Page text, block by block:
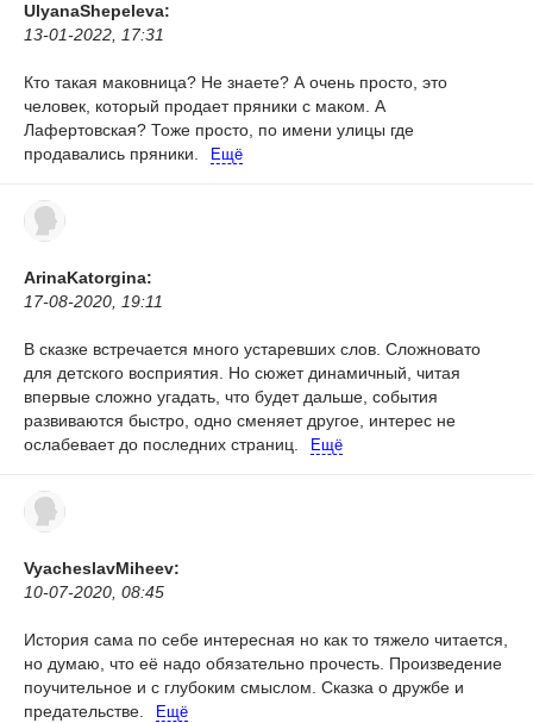
UlyanaShepeleva:
13-01-2022, 17:31
Кто такая маковница? Не знаете? А очень просто, это
человек, который продает пряники с маком. А
Лафертовская? Тоже просто, по имени улицы где
продавались пряники.
Ещё
ArinaKatorgina:
17-08-2020, 19:11
В сказке встречается много устаревших слов. Сложновато
для детского восприятия. Но сюжет динамичный, читая
впервые сложно угадать, что будет дальше, события
развиваются быстро, одно сменяет другое, интерес не
ослабевает до последних страниц.
Ещё
VyacheslavMiheev:
10-07-2020, 08:45
История сама по себе интересная но как то тяжело читается,
но думаю, что её надо обязательно прочесть. Произведение
поучительное и с глубоким смыслом. Сказка о дружбе и
предательстве.
Ещё